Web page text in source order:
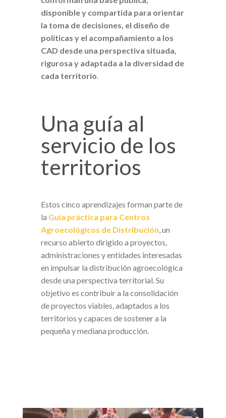
disponible y compartida para orientar
la toma de decisiones, el diseño de
políticas y el acompañamiento a los
CAD desde una perspectiva situada,
rigurosa y adaptada a la diversidad de
cada territorio
Una guía al
servicio de los
territorios
Estos cinco aprendizajes forman parte de
la Guía práctica para Centros
Agroecológicos de Distribución , un
recurso abierto dirigido a proyectos,
administraciones y entidades interesadas
en impulsar la distribución agroecológica
desde una perspectiva territorial. Su
objetivo es contribuir a la consolidación
de proyectos viables, adaptados a los
territorios y capaces de sostener a la
pequeña y mediana producción.